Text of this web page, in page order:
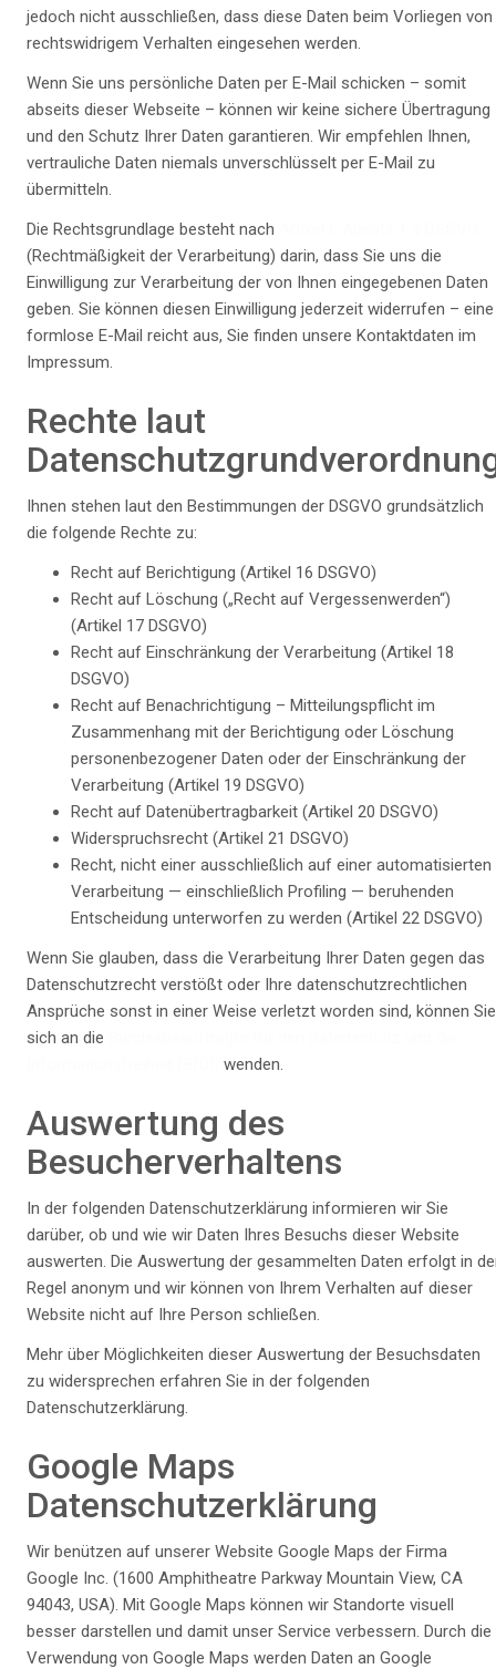
jedoch nicht ausschließen, dass diese Daten beim Vorliegen von
rechtswidrigem Verhalten eingesehen werden.
Wenn Sie uns persönliche Daten per E-Mail schicken – somit
abseits dieser Webseite – können wir keine sichere Übertragung
und den Schutz Ihrer Daten garantieren. Wir empfehlen Ihnen,
vertrauliche Daten niemals unverschlüsselt per E-Mail zu
übermitteln.
Die Rechtsgrundlage besteht nach
(Rechtmäßigkeit der Verarbeitung) darin, dass Sie uns die
Einwilligung zur Verarbeitung der von Ihnen eingegebenen Daten
geben. Sie können diesen Einwilligung jederzeit widerrufen – eine
formlose E-Mail reicht aus, Sie finden unsere Kontaktdaten im
Impressum.
Rechte laut
Ihnen stehen laut den Bestimmungen der DSGVO grundsätzlich
die folgende Rechte zu:
Recht auf Berichtigung (Artikel 16 DSGVO)
Recht auf Löschung („Recht auf Vergessenwerden“)
(Artikel 17 DSGVO)
Recht auf Einschränkung der Verarbeitung (Artikel 18
DSGVO)
Recht auf Benachrichtigung – Mitteilungspflicht im
Zusammenhang mit der Berichtigung oder Löschung
personenbezogener Daten oder der Einschränkung der
Verarbeitung (Artikel 19 DSGVO)
Recht auf Datenübertragbarkeit (Artikel 20 DSGVO)
Widerspruchsrecht (Artikel 21 DSGVO)
Recht, nicht einer ausschließlich auf einer automatisierten
Verarbeitung — einschließlich Profiling — beruhenden
Entscheidung unterworfen zu werden (Artikel 22 DSGVO)
Wenn Sie glauben, dass die Verarbeitung Ihrer Daten gegen das
Datenschutzrecht verstößt oder Ihre datenschutzrechtlichen
Ansprüche sonst in einer Weise verletzt worden sind, können Sie
sich an die
wenden.
Auswertung des
Besucherverhaltens
In der folgenden Datenschutzerklärung informieren wir Sie
darüber, ob und wie wir Daten Ihres Besuchs dieser Website
auswerten. Die Auswertung der gesammelten Daten erfolgt in
Regel anonym und wir können von Ihrem Verhalten auf dieser
Website nicht auf Ihre Person schließen.
Mehr über Möglichkeiten dieser Auswertung der Besuchsdaten
zu widersprechen erfahren Sie in der folgenden
Datenschutzerklärung.
Google Maps
Datenschutzerklärung
Wir benützen auf unserer Website Google Maps der Firma
Google Inc. (1600 Amphitheatre Parkway Mountain View, CA
94043, USA). Mit Google Maps können wir Standorte visuell
besser darstellen und damit unser Service verbessern. Durch die
Verwendung von Google Maps werden Daten an Google